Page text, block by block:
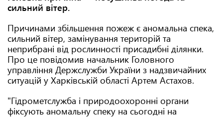
сильний вітер.
Причинами збільшення пожеж є аномальна спека,
сильний вітер, замінування територій та
неприбрані від рослинності присадибні ділянки.
Про це повідомив начальник Головного
управління Держслужби України з надзвичайних
ситуацій у Харківській області Артем Астахов.
"Гідрометслужба і природоохоронні органи
фіксують аномальну спеку на сьогодні на